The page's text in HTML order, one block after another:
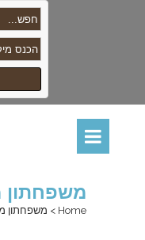
משפחתון
Home
> משפחתון